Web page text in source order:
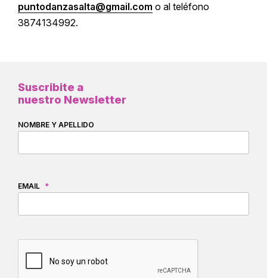
puntodanzasalta@gmail.com o al teléfono
3874134992.
Suscribite a
nuestro Newsletter
NOMBRE Y APELLIDO
EMAIL *